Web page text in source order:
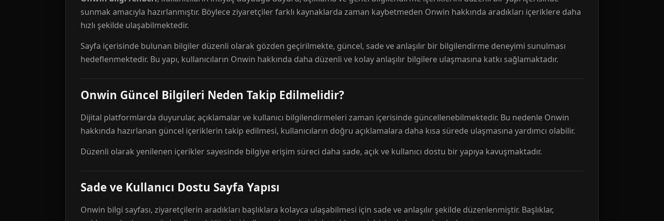
sunmak amacıyla hazırlanmıştır. Böylece ziyaretçiler farklı kaynaklarda zaman kaybetmeden Onwin hakkında aradıkları içeriklere daha
hızlı şekilde ulaşabilmektedir.
Sayfa içerisinde bulunan bilgiler düzenli olarak gözden geçirilmekte, güncel, sade ve anlaşılır bir bilgilendirme deneyimi sunulması
hedeflenmektedir. Bu yapı, kullanıcıların Onwin hakkında daha düzenli ve kolay anlaşılır bilgilere ulaşmasına katkı sağlamaktadır.
Onwin Güncel Bilgileri Neden Takip Edilmelidir?
Dijital platformlarda duyurular, açıklamalar ve kullanıcı bilgilendirmeleri zaman içerisinde güncellenebilmektedir. Bu nedenle Onwin
hakkında hazırlanan güncel içeriklerin takip edilmesi, kullanıcıların doğru açıklamalara daha kısa sürede ulaşmasına yardımcı olabilir.
Düzenli olarak yenilenen içerikler sayesinde bilgiye erişim süreci daha sade, açık ve kullanıcı dostu bir yapıya kavuşmaktadır.
Sade ve Kullanıcı Dostu Sayfa Yapısı
Onwin bilgi sayfası, ziyaretçilerin aradıkları başlıklara kolayca ulaşabilmesi için sade ve anlaşılır şekilde düzenlenmiştir. Başlıklar,